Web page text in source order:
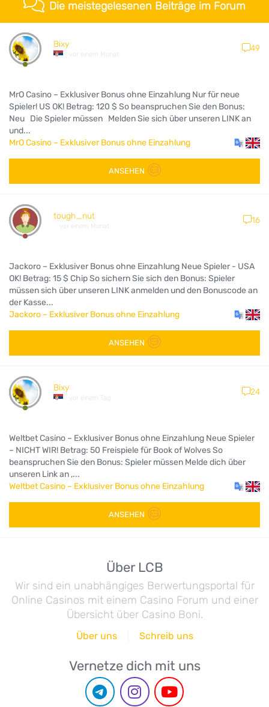
Die meistegelesenen Beiträge im Forum
Bixy
vor einem Monat
49
MrO Casino – Exklusiver Bonus ohne Einzahlung Nur für neue
Spieler! US OK! Betrag: 120 $ So beanspruchen Sie den Bonus:
Neu Die Spieler müssen Melden Sie sich über unseren LINK an
und...
MrO Casino – Exklusiver Bonus ohne Einzahlung
ANSEHEN
tough_nut
vor einem Monat
16
Jackoro – Exklusiver Bonus ohne Einzahlung Neue Spieler - USA
OK! Betrag: 15 $ Chip So sichern Sie sich den Bonus: Spieler
müssen sich über unseren LINK anmelden und den Bonuscode an
der Kasse...
Jackoro – Exklusiver Bonus ohne Einzahlung
ANSEHEN
Bixy
vor einem Tag
24
Weltbet Casino – Exklusiver Bonus ohne Einzahlung Neue Spieler
– NICHT WIR! Betrag: 50 Freispiele für Book of Wolves So
beanspruchen Sie den Bonus: Spieler müssen Melde dich über
unseren Link an ,...
Weltbet Casino – Exklusiver Bonus ohne Einzahlung
ANSEHEN
Über LCB
Wir sind ein unabhängiges Berwertungsportal für
Online Casinos mit einem Casino Forum und einer
Übersicht über Casino Boni.
Über uns Schreib uns
Vernetze dich mit uns